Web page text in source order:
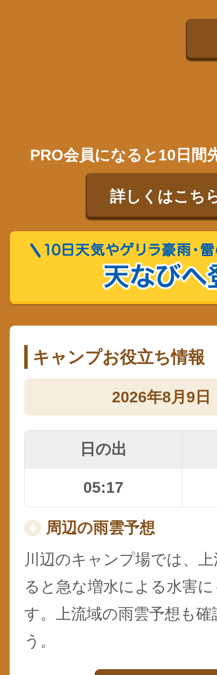
PRO会員になると10日間
詳しくはこち
キャンプお役立ち情報
2026年8月9日
日の出
05:17
周辺の雨雲予想
川辺のキャンプ場では、
ると急な増水による水害
す。上流域の雨雲予想も
う。